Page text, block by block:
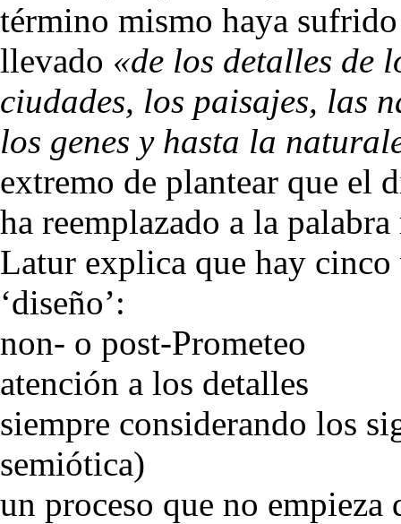
término mismo haya
llevado «de los detalles de
ciudades, los paisajes, las
los genes y hasta la
extremo de plantear que el
ha reemplazado a la
Latur explica que hay cinco
‘diseño’:
non- o post-Prometeo
atención a los detalles
siempre considerando los
semiótica)
un proceso que no